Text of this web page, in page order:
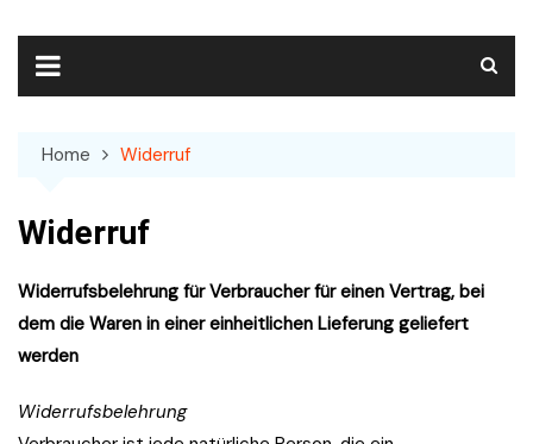
content
Home Widerruf
Widerruf
Widerrufsbelehrung für Verbraucher für einen Vertrag, bei
dem die Waren in einer einheitlichen Lieferung geliefert
werden
Widerrufsbelehrung